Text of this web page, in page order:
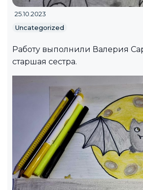
25.10.2023
Uncategorized
Работу выполнили Валерия
старшая сестра.